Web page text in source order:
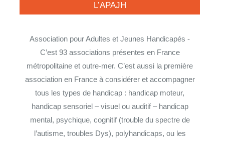
L’APAJH
Association pour Adultes et Jeunes Handicapés -
C’est 93 associations présentes en France
métropolitaine et outre-mer. C’est aussi la première
association en France à considérer et accompagner
tous les types de handicap : handicap moteur,
handicap sensoriel – visuel ou auditif – handicap
mental, psychique, cognitif (trouble du spectre de
l’autisme, troubles Dys), polyhandicaps, ou les